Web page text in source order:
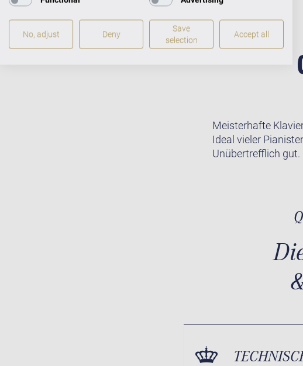
Meisterhafte
Ideal vieler
Unübertrefflich gut.
No, adjust Deny
Save
selection
Accept all